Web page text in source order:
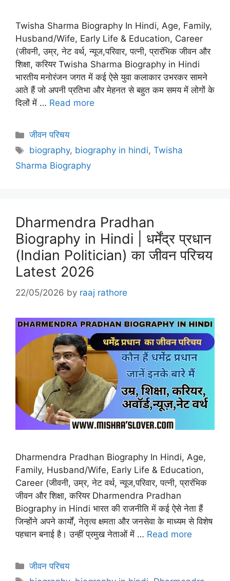
Twisha Sharma Biography In Hindi, Age, Family,
Husband/Wife, Early Life & Education, Career
(जीवनी, उम्र, नेट वर्थ, न्यूज,परिवार, पत्नी, प्रारंभिक जीवन और
शिक्षा, करियर Twisha Sharma Biography in Hindi
भारतीय मनोरंजन जगत में कई ऐसे युवा कलाकार उभरकर सामने
आते हैं जो अपनी प्रतिभा और मेहनत से बहुत कम समय में लोगों के
दिलों में … Read more
Categories
जीवन परिचय
Tags
biography, biography in hindi,Twisha
Sharma Biography
Dharmendra Pradhan
Biography in Hindi | धर्मेंद्र प्रधान
(Indian Politician) का जीवन परिचय
Latest 2026
22/05/2026 by raaj rathore
Dharmendra Pradhan Biography In Hindi, Age,
Family, Husband/Wife, Early Life & Education,
Career (जीवनी, उम्र, नेट वर्थ, न्यूज,परिवार, पत्नी, प्रारंभिक
जीवन और शिक्षा, करियर Dharmendra Pradhan
Biography in Hindi भारत की राजनीति में कई ऐसे नेता हैं
जिन्होंने अपने कार्यों, नेतृत्व क्षमता और जनसेवा के माध्यम से विशेष
पहचान बनाई है। उन्हीं प्रमुख नेताओं में … Read more
Categories
जीवन परिचय